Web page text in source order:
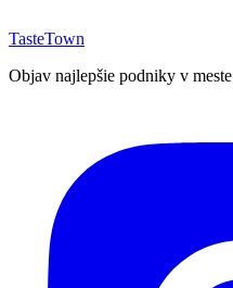
TasteTown
Objav najlepšie podniky v meste